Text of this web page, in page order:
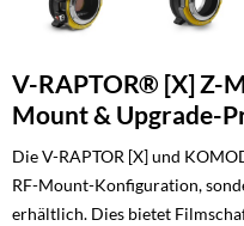
V-RAPTOR® [X] Z-
Mount & Upgrade-
Die V-RAPTOR [X] und
RF-Mount-Konfiguration,
erhältlich. Dies bietet